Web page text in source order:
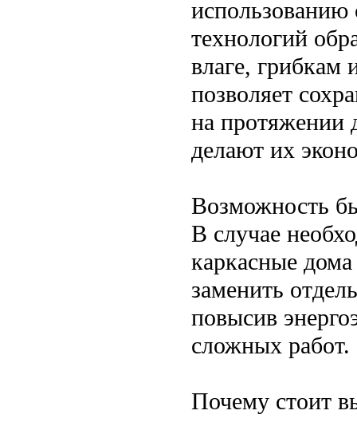
технологий
влаге, грибкам
позволяет
на протяжении
делают их
Возможность
В случае
каркасные
заменить
повысив
сложных работ.
Почему стоит